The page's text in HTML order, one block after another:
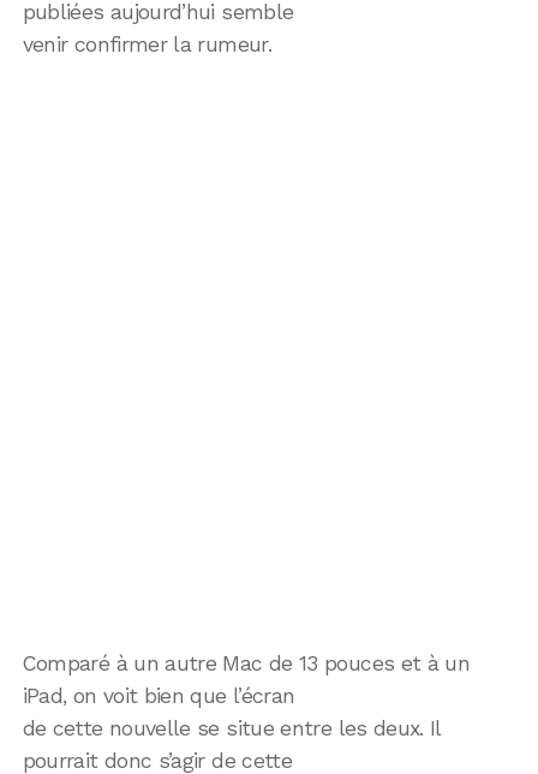
publiées aujourd’hui semble
venir confirmer la rumeur.
Comparé à un autre Mac de 13 pouces et à un
iPad, on voit bien que l’écran
de cette nouvelle se situe entre les deux. Il
pourrait donc s’agir de cette